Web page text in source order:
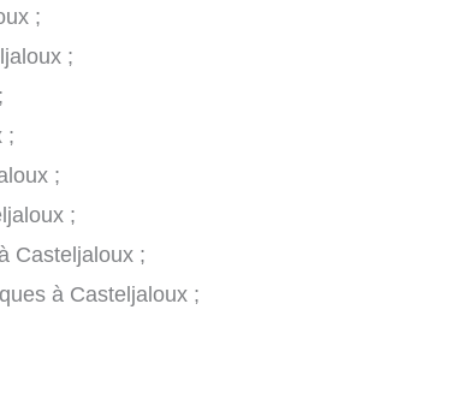
;
;
;
;
;
Casteljaloux ;
à Casteljaloux ;